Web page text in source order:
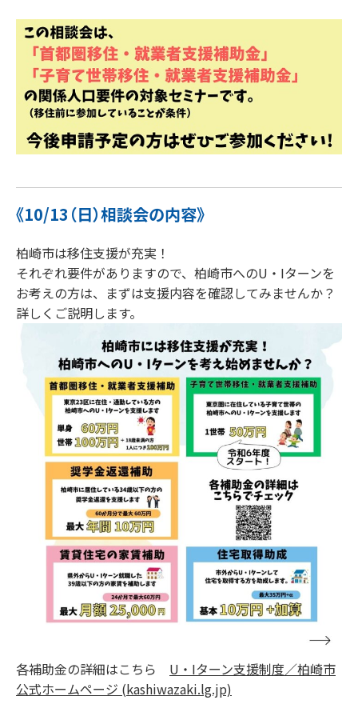
《10/13（日）相談会の内容》
柏崎市は移住支援が充実！
それぞれ要件がありますので、柏崎市へのU・Iターンを
お考えの方は、まずは支援内容を確認してみませんか？
詳しくご説明します。
各補助金の詳細はこちら U・Iターン支援制度／柏崎市
公式ホームページ (kashiwazaki.lg.jp)